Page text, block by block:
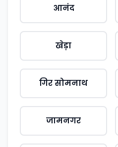
आनंद
खेड़ा
गिर सोमनाथ
जामनगर